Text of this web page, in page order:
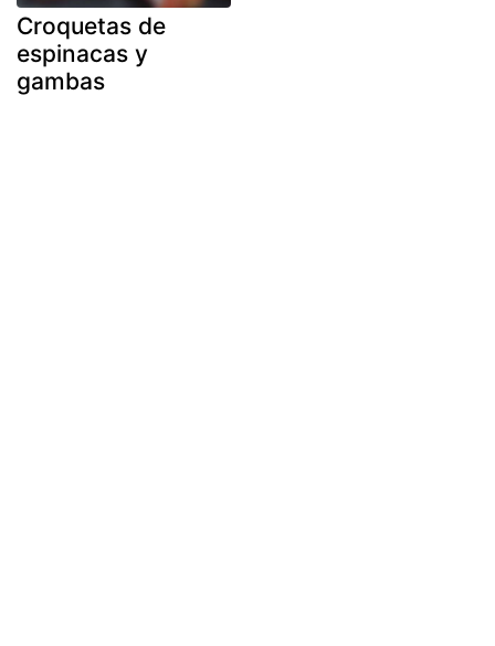
Croquetas de
espinacas y
gambas